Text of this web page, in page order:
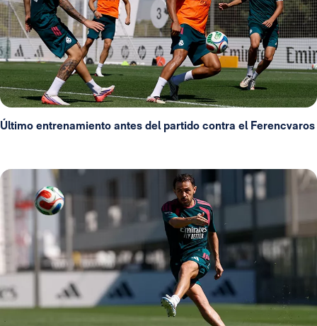
Último entrenamiento antes del partido contra el Ferencvaros